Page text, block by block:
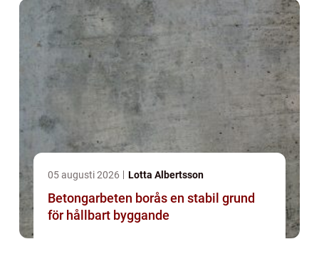
05 augusti 2026 Lotta Albertsson
Betongarbeten borås en stabil grund
för hållbart byggande